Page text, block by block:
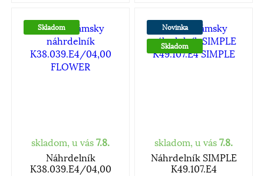
Skladom
skladom, u vás 7.8.
Náhrdelník
K38.039.E4/04,00
Novinka
Skladom
skladom, u vás 7.8.
Náhrdelník SIMPLE
K49.107.E4